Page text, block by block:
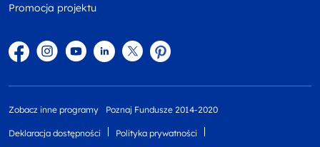
Promocja projektu
FacebookInstagram
YouTubeLinkedintwitterPinterest
Zobacz inne programy Poznaj Fundusze 2014-2020
Deklaracja dostępności Polityka prywatności